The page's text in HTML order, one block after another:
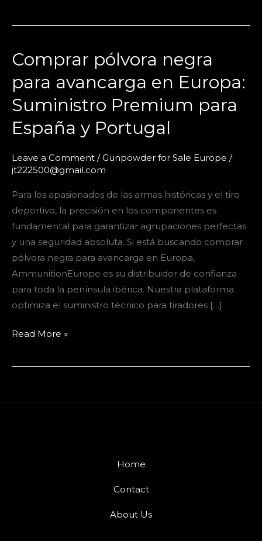
Comprar pólvora negra
para avancarga en Europa:
Suministro Premium para
España y Portugal
Leave a Comment /Gunpowder for Sale Europe /
jt222500@gmail.com
Para los apasionados de las armas históricas y el tiro
deportivo, la precisión en los componentes es
fundamental para garantizar agrupaciones perfectas
y una seguridad absoluta. Si está buscando comprar
pólvora negra para avancarga en Europa,
AmmunitionEurope es su distribuidor de confianza
para toda la península ibérica. Nuestra plataforma
optimiza el suministro técnico para tiradores […]
Comprar
negra
para
en
Suministro
para
España
y
Portugal
Read More »
Home
Contact
About Us